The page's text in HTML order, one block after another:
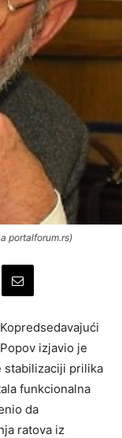
portalforum.rs)
izjavio je
stabilizaciji prilika
funkcionalna
da
ratova iz